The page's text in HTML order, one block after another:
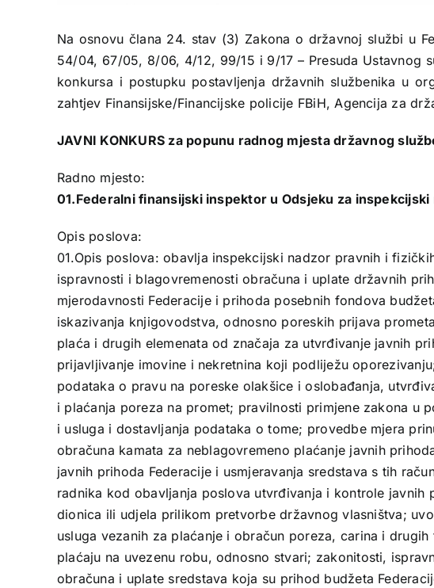
Na osnovu člana 24. stav (3) Zakona o državnoj službi u
54/04, 67/05, 8/06, 4/12, 99/15 i 9/17 – Presuda Ustavnog
konkursa i postupku postavljenja državnih službenika u
zahtjev Finansijske/Financijske policije FBiH, Agencija za
JAVNI KONKURS za popunu radnog mjesta državnog
Radno mjesto:
01.Federalni finansijski inspektor u Odsjeku za inspekcijski
Opis poslova:
01.Opis poslova: obavlja inspekcijski nadzor pravnih i
ispravnosti i blagovremenosti obračuna i uplate državnih
mjerodavnosti Federacije i prihoda posebnih fondova
iskazivanja knjigovodstva, odnosno poreskih prijava
plaća i drugih elemenata od značaja za utvrđivanje javnih
prijavljivanje imovine i nekretnina koji podliježu
podataka o pravu na poreske olakšice i oslobađanja,
i plaćanja poreza na promet; pravilnosti primjene zakona u
i usluga i dostavljanja podataka o tome; provedbe mjera
obračuna kamata za neblagovremeno plaćanje javnih
javnih prihoda Federacije i usmjeravanja sredstava s tih
radnika kod obavljanja poslova utvrđivanja i kontrole javnih
dionica ili udjela prilikom pretvorbe državnog vlasništva;
usluga vezanih za plaćanje i obračun poreza, carina i
plaćaju na uvezenu robu, odnosno stvari; zakonitosti,
obračuna i uplate sredstava koja su prihod budžeta